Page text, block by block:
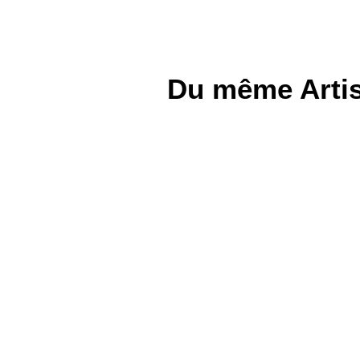
Du même